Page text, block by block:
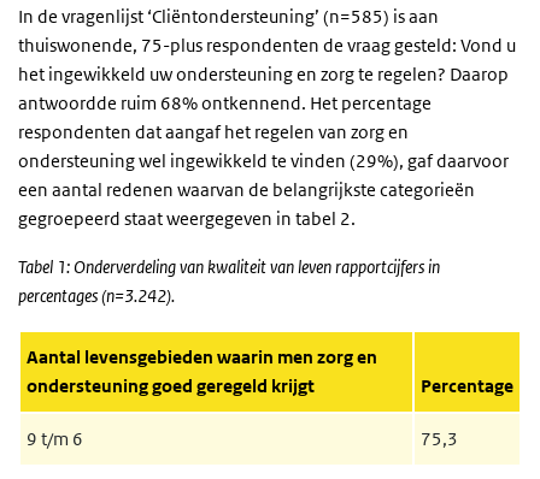
In de vragenlijst ‘Cliëntondersteuning’ (n=585) is aan
thuiswonende, 75-plus respondenten de vraag gesteld: Vond u
het ingewikkeld uw ondersteuning en zorg te regelen? Daarop
antwoordde ruim 68% ontkennend. Het percentage
respondenten dat aangaf het regelen van zorg en
ondersteuning wel ingewikkeld te vinden (29%), gaf daarvoor
een aantal redenen waarvan de belangrijkste categorieën
gegroepeerd staat weergegeven in tabel 2.
Tabel 1: Onderverdeling van kwaliteit van leven rapportcijfers in
percentages (n=3.242).
Aantal levensgebieden waarin men zorg en
ondersteuning goed geregeld krijgt
Percentage
9 t/m 6 75,3